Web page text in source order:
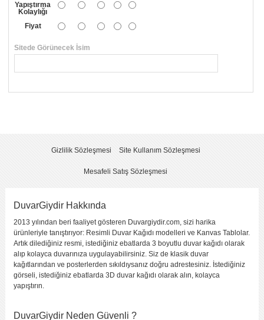
Yapıştırma
Kolaylığı
Fiyat
Sitede Görünecek İsim
Yorumu Gönder
Gizlilik Sözleşmesi Site Kullanım Sözleşmesi
Mesafeli Satış Sözleşmesi
DuvarGiydir Hakkında
2013 yılından beri faaliyet gösteren Duvargiydir.com, sizi harika
ürünleriyle tanıştırıyor: Resimli Duvar Kağıdı modelleri ve Kanvas Tablolar.
Artık dilediğiniz resmi, istediğiniz ebatlarda 3 boyutlu duvar kağıdı olarak
alıp kolayca duvarınıza uygulayabilirsiniz. Siz de klasik duvar
kağıtlarından ve posterlerden sıkıldıysanız doğru adrestesiniz. İstediğiniz
görseli, istediğiniz ebatlarda 3D duvar kağıdı olarak alın, kolayca
yapıştırın.
DuvarGiydir Neden Güvenli ?